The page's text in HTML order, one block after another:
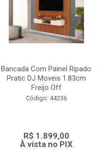
Bancada Com Painel Ripado
Pratic DJ Moveis 1.83cm
Freijo Off
Código: 44236
R$ 1.899,00
À vista no PIX